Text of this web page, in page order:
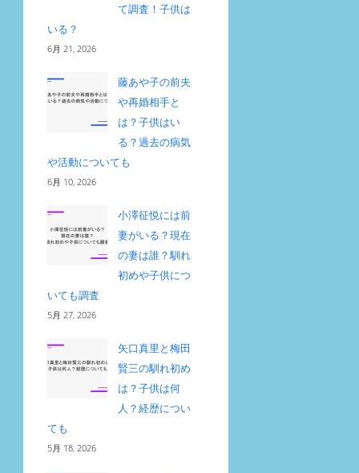
て調査！子供は
いる？
6月 21, 2026
藤あや子の前夫
や再婚相手と
は？子供はい
る？過去の病気
や活動についても
6月 10, 2026
小澤征悦には前
妻がいる？現在
の妻は誰？馴れ
初めや子供につ
いても調査
5月 27, 2026
矢口真里と梅田
賢三の馴れ初め
は？子供は何
人？経歴につい
ても
5月 18, 2026